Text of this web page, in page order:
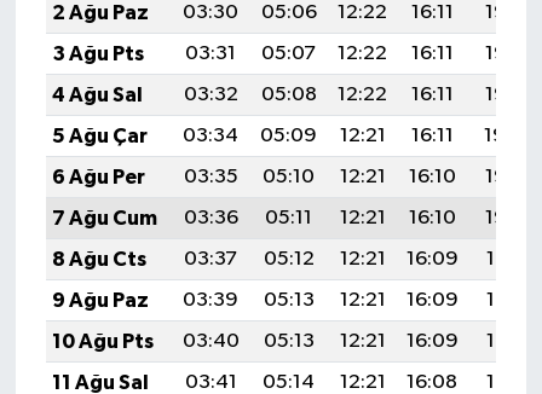
2 Ağu Paz
03:30 05:06 12:22 16:11
19:27
3 Ağu Pts
03:31 05:07 12:22 16:11
19:26
4 Ağu Sal
03:32 05:08 12:22 16:11
19:25
5 Ağu Çar
03:34 05:09 12:21 16:11
19:24
6 Ağu Per
03:35 05:10 12:21 16:10
19:23
7 Ağu Cum
03:36 05:11 12:21 16:10
19:22
8 Ağu Cts
03:37 05:12 12:21 16:09
19:21
9 Ağu Paz
03:39 05:13 12:21 16:09
19:19
10 Ağu Pts
03:40 05:13 12:21 16:09
19:18
11 Ağu Sal
03:41 05:14 12:21 16:08
19:17